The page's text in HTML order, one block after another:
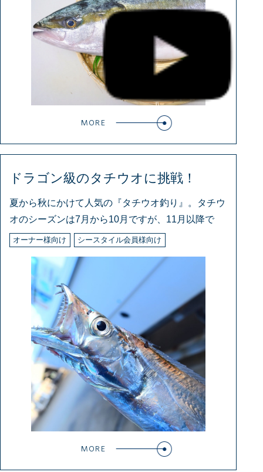
MORE
ドラゴン級のタチウオに挑戦！
夏から秋にかけて人気の『タチウオ釣り』。タチウ
オのシーズンは7月から10月ですが、11月以降で
オーナー様向け シースタイル会員様向け
MORE